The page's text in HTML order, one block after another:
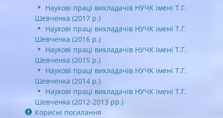
Наукові праці викладачів НУЧК імені Т.Г.
Шевченка (2017 р.)
Наукові праці викладачів НУЧК імені Т.Г.
Шевченка (2016 р.)
Наукові праці викладачів НУЧК імені Т.Г.
Шевченка (2015 р.)
Наукові праці викладачів НУЧК імені Т.Г.
Шевченка (2014 р.)
Наукові праці викладачів НУЧК імені Т.Г.
Шевченка (2012-2013 рр.)
Корисні посилання